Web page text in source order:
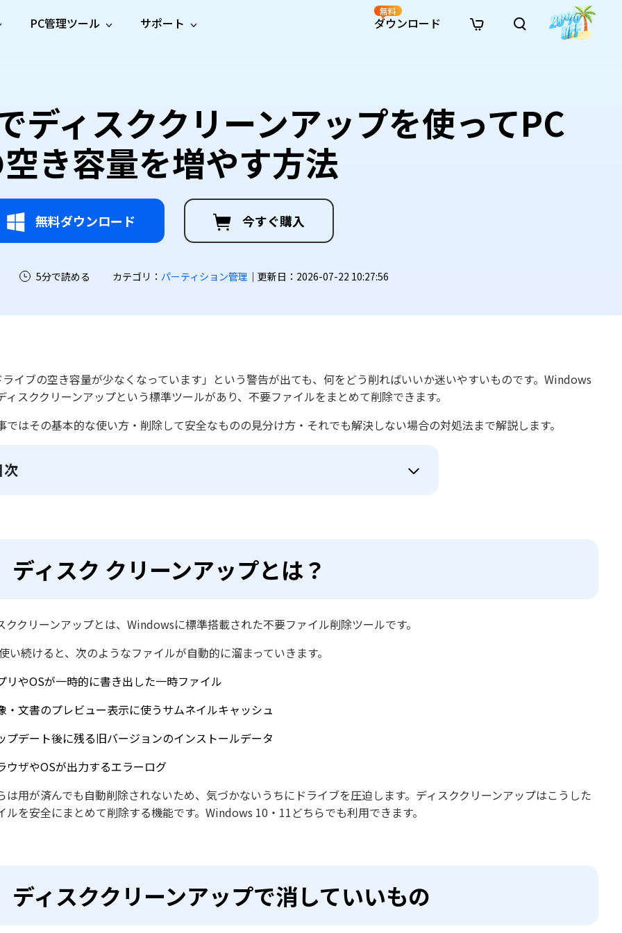
データ復元
のデータを復元
LINE データ復元
LINEのデータを復元
· USBデータ復元
· ゴミ箱復元
· ファイル復元
· エクセル復元
· 写真復元
動画修
復
写真修
復
メント
音声修
復
動画高
画質化
AI
写真高
画質化
AI
オンライン写真修復
オンラインファイル修復
オンライン音声修復
· シネマ風AI画像プロンプト
· アニメ実写化プロンプト
PC管理ツール
を検出・削除
Cleamio
新製
リーンアップ＆最適化
WindowsのDLLエラーを修復
Email Repair
破損したPST/OSTファイルを修復
· ハードディスクをクローン
· 重複検索（Mac）
· Cドライブを拡張
· ディスク容量を解放
· MBRをGPTに変換
サポート
イドセンター
ド
処法
ダウンロード
無料
ィスククリーンアップを使ってPC
き容量を増やす方法
無料ダウンロード 今すぐ購入
5分で読める カテゴリ： パーティション管理 ｜更新日：2026-07-22 10:27:56
ライブの空き容量が少なくなっています」という警告が出ても、何をどう削ればいいか迷いやすいものです。Windows
ィスククリーンアップという標準ツールがあり、不要ファイルをまとめて削除できます。
ではその基本的な使い方・削除して安全なものの見分け方・それでも解決しない場合の対処法まで解説します。
次
ディスク クリーンアップとは？
ククリーンアップとは、Windowsに標準搭載された不要ファイル削除ツールです。
い続けると、次のようなファイルが自動的に溜まっていきます。
リやOSが一時的に書き出した一時ファイル
・文書のプレビュー表示に使うサムネイルキャッシュ
プデート後に残る旧バージョンのインストールデータ
ウザやOSが出力するエラーログ
は用が済んでも自動削除されないため、気づかないうちにドライブを圧迫します。ディスククリーンアップはこうした
ルを安全にまとめて削除する機能です。Windows 10・11どちらでも利用できます。
ディスククリーンアップで消していいもの